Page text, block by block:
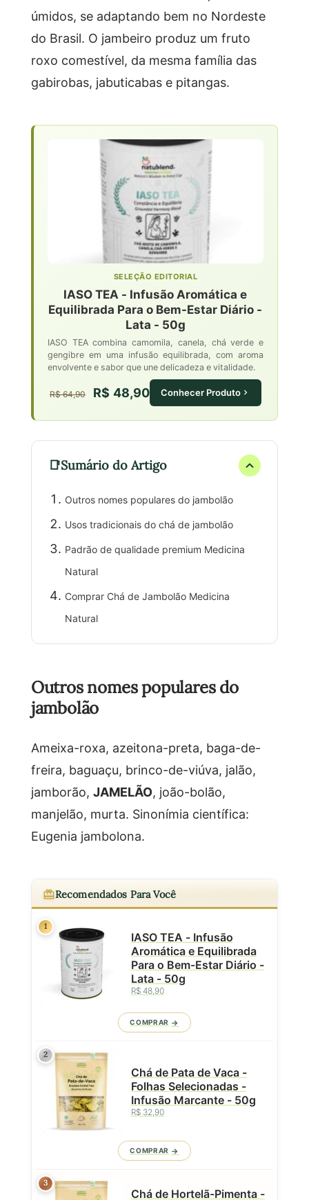
úmidos, se adaptando bem no Nordeste
do Brasil. O jambeiro produz um fruto
roxo comestível, da mesma família das
gabirobas, jabuticabas e pitangas.
SELEÇÃO EDITORIAL
IASO TEA - Infusão Aromática e
Equilibrada Para o Bem-Estar Diário -
Lata - 50g
IASO TEA combina camomila, canela, chá verde e
gengibre em uma infusão equilibrada, com aroma
envolvente e sabor que une delicadeza e vitalidade.
R$ 64,90 R$ 48,90 Conhecer Produto
Sumário do Artigo
Outros nomes populares do jambolão
Usos tradicionais do chá de jambolão
Padrão de qualidade premium Medicina
Natural
Comprar Chá de Jambolão Medicina
Natural
Outros nomes populares do
jambolão
Ameixa-roxa, azeitona-preta, baga-de-
freira, baguaçu, brinco-de-viúva, jalão,
jamborão, JAMELÃO, joão-bolão,
manjelão, murta. Sinonímia científica:
Eugenia jambolona.
Recomendados Para Você
1
IASO TEA - Infusão
Aromática e Equilibrada
Para o Bem-Estar Diário -
Lata - 50g
R$ 48,90
COMPRAR
2
Chá de Pata de Vaca -
Folhas Selecionadas -
Infusão Marcante - 50g
R$ 32,90
COMPRAR
3
Chá de Hortelã-Pimenta -